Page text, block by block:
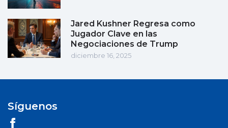
Jared Kushner Regresa como
Jugador Clave en las
Negociaciones de Trump
diciembre 16, 2025
Síguenos